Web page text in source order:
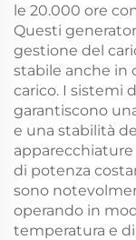
le 20.000 ore
Questi
gestione del
stabile anche in
carico. I sistemi
garantiscono
e una stabilità
di potenza
sono
operando in
temperatura e